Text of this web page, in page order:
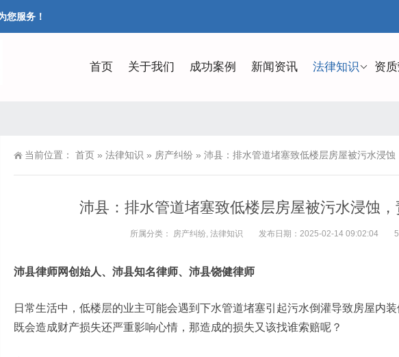
您服务！
首页 关于我们 成功案例 新闻资讯 法律知识 资
当前位置： 首页 » 法律知识 » 房产纠纷 » 沛县：排水管道堵塞致低楼层房屋被污水浸蚀
沛县：排水管道堵塞致低楼层房屋被污水浸蚀，
所属分类： 房产纠纷, 法律知识 发布日期：2025-02-14 09:02:04
沛县律师网创始人、沛县知名律师、沛县饶健律师
日常生活中，低楼层的业主可能会遇到下水管道堵塞引起污水倒灌导致房屋内
既会造成财产损失还严重影响心情，那造成的损失又该找谁索赔呢？